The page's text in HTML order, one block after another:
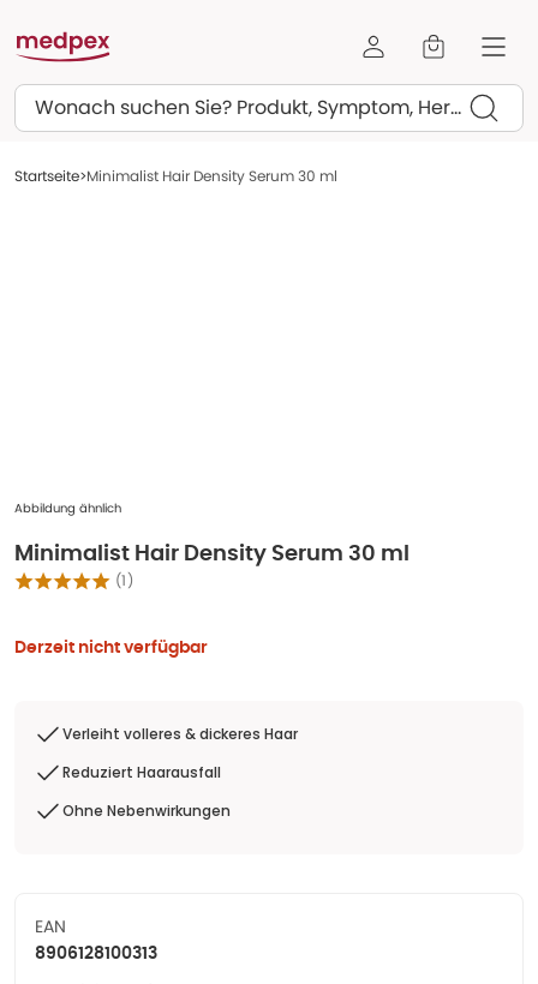
Suchen
Startseite Minimalist Hair Density Serum 30 ml
Abbildung ähnlich
Minimalist Hair Density Serum 30 ml
(1)
Derzeit nicht verfügbar
Verleiht volleres & dickeres Haar
Reduziert Haarausfall
Ohne Nebenwirkungen
EAN
8906128100313